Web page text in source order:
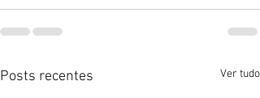
Posts recentes Ver tudo